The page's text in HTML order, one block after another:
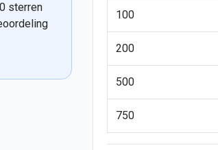
sterren
100
200
500
750